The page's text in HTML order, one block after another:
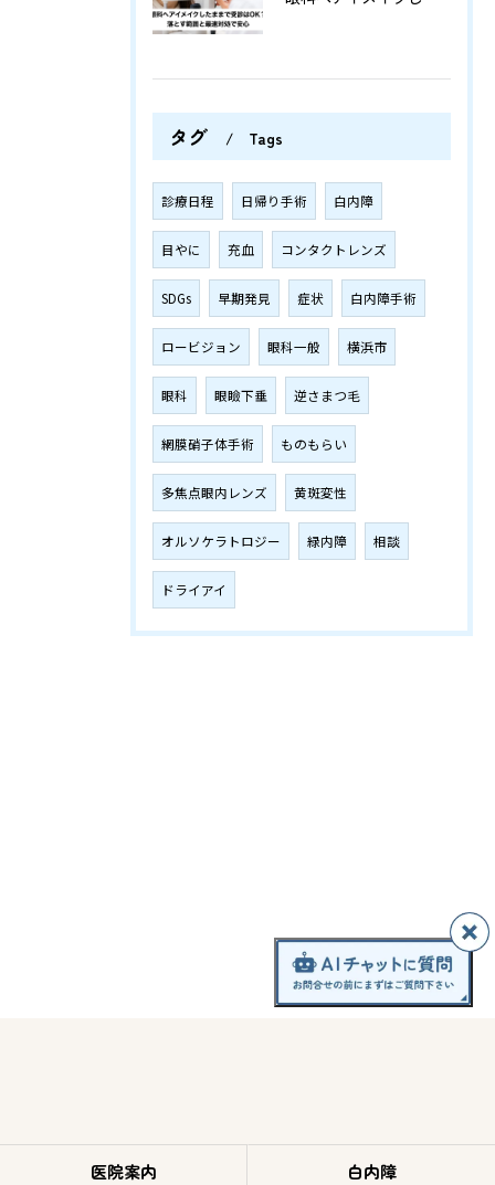
タグ Tags
診療日程 日帰り手術 白内障
目やに 充血 コンタクトレンズ
SDGs 早期発見 症状 白内障手術
ロービジョン 眼科一般 横浜市
眼科 眼瞼下垂 逆さまつ毛
網膜硝子体手術 ものもらい
多焦点眼内レンズ 黄斑変性
オルソケラトロジー 緑内障 相談
ドライアイ
医院案内 白内障